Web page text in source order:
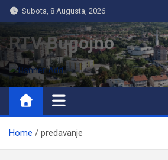
Subota, 8 Augusta, 2026
RTV Bugojno
Home predavanje